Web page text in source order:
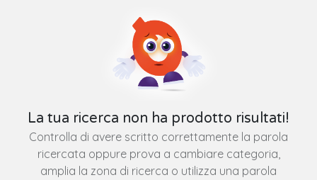
La tua ricerca non ha prodotto risultati!
Controlla di avere scritto correttamente la parola
ricercata oppure prova a cambiare categoria,
amplia la zona di ricerca o utilizza una parola